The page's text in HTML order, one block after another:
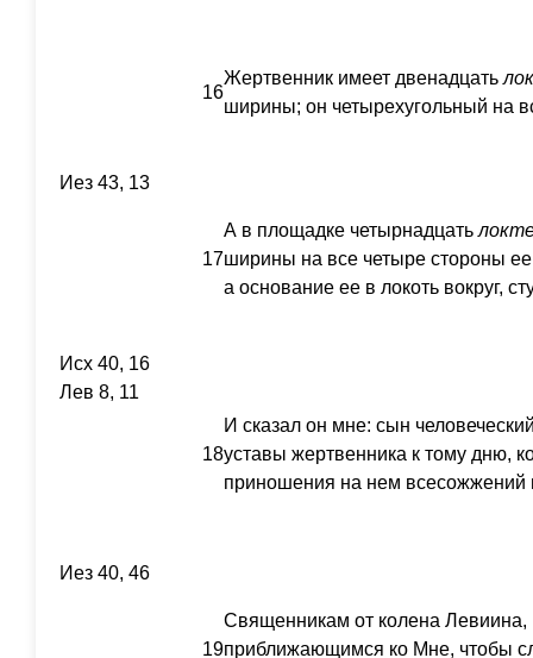
16
Жертвенник имеет двенадцать
ширины; он четырехугольный на
Иез 43, 13
17
А в площадке четырнадцать
ширины на все четыре стороны
а основание ее в локоть вокруг,
Исх 40, 16
Лев 8, 11
18
И сказал он мне: сын
уставы жертвенника к тому дню,
приношения на нем всесожжений
Иез 40, 46
19
Священникам от колена
приближающимся ко Мне, чтобы